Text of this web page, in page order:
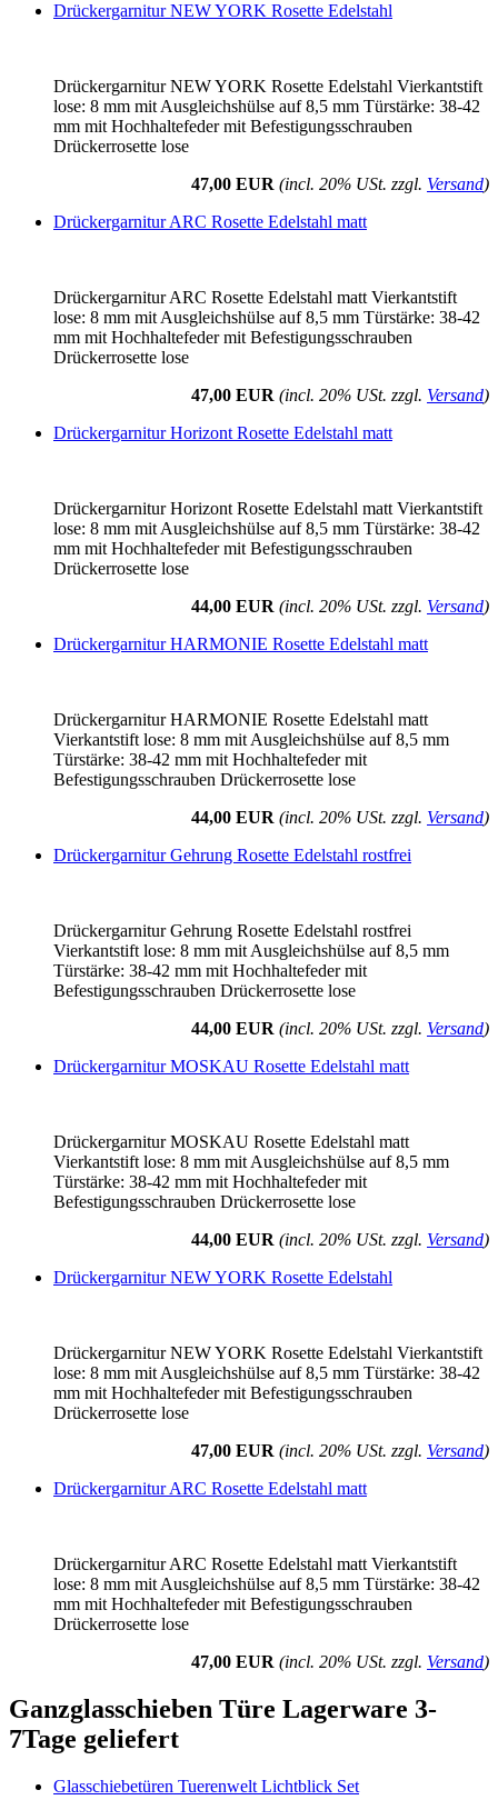
Drückergarnitur NEW YORK Rosette Edelstahl
Drückergarnitur NEW YORK Rosette Edelstahl Vierkantstift
lose: 8 mm mit Ausgleichshülse auf 8,5 mm Türstärke: 38-42
mm mit Hochhaltefeder mit Befestigungsschrauben
Drückerrosette lose
47,00 EUR (incl. 20% USt. zzgl. Versand)
Drückergarnitur ARC Rosette Edelstahl matt
Drückergarnitur ARC Rosette Edelstahl matt Vierkantstift
lose: 8 mm mit Ausgleichshülse auf 8,5 mm Türstärke: 38-42
mm mit Hochhaltefeder mit Befestigungsschrauben
Drückerrosette lose
47,00 EUR (incl. 20% USt. zzgl. Versand)
Drückergarnitur Horizont Rosette Edelstahl matt
Drückergarnitur Horizont Rosette Edelstahl matt Vierkantstift
lose: 8 mm mit Ausgleichshülse auf 8,5 mm Türstärke: 38-42
mm mit Hochhaltefeder mit Befestigungsschrauben
Drückerrosette lose
44,00 EUR (incl. 20% USt. zzgl. Versand)
Drückergarnitur HARMONIE Rosette Edelstahl matt
Drückergarnitur HARMONIE Rosette Edelstahl matt
Vierkantstift lose: 8 mm mit Ausgleichshülse auf 8,5 mm
Türstärke: 38-42 mm mit Hochhaltefeder mit
Befestigungsschrauben Drückerrosette lose
44,00 EUR (incl. 20% USt. zzgl. Versand)
Drückergarnitur Gehrung Rosette Edelstahl rostfrei
Drückergarnitur Gehrung Rosette Edelstahl rostfrei
Vierkantstift lose: 8 mm mit Ausgleichshülse auf 8,5 mm
Türstärke: 38-42 mm mit Hochhaltefeder mit
Befestigungsschrauben Drückerrosette lose
44,00 EUR (incl. 20% USt. zzgl. Versand)
Drückergarnitur MOSKAU Rosette Edelstahl matt
Drückergarnitur MOSKAU Rosette Edelstahl matt
Vierkantstift lose: 8 mm mit Ausgleichshülse auf 8,5 mm
Türstärke: 38-42 mm mit Hochhaltefeder mit
Befestigungsschrauben Drückerrosette lose
44,00 EUR (incl. 20% USt. zzgl. Versand)
Drückergarnitur NEW YORK Rosette Edelstahl
Drückergarnitur NEW YORK Rosette Edelstahl Vierkantstift
lose: 8 mm mit Ausgleichshülse auf 8,5 mm Türstärke: 38-42
mm mit Hochhaltefeder mit Befestigungsschrauben
Drückerrosette lose
47,00 EUR (incl. 20% USt. zzgl. Versand)
Drückergarnitur ARC Rosette Edelstahl matt
Drückergarnitur ARC Rosette Edelstahl matt Vierkantstift
lose: 8 mm mit Ausgleichshülse auf 8,5 mm Türstärke: 38-42
mm mit Hochhaltefeder mit Befestigungsschrauben
Drückerrosette lose
47,00 EUR (incl. 20% USt. zzgl. Versand)
Ganzglasschieben Türe Lagerware 3-
7Tage geliefert
Glasschiebetüren Tuerenwelt Lichtblick Set